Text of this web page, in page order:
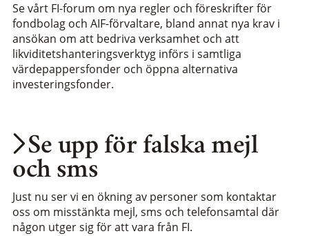
Se upp för falska mejl
och sms
Just nu ser vi en ökning av personer som kontaktar
oss om misstänkta mejl, sms och telefonsamtal där
någon utger sig för att vara från FI.
Se vårt FI-forum om nya regler och föreskrifter för
fondbolag och AIF-förvaltare, bland annat nya krav i
ansökan om att bedriva verksamhet och att
likviditetshanteringsverktyg införs i samtliga
värdepappersfonder och öppna alternativa
investeringsfonder.